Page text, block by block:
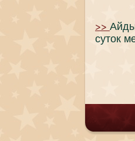
>>
суток